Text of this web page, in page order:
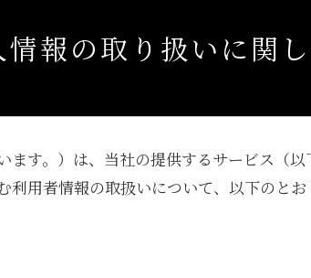
情報の取り扱いに関
ます。）は、当社の提供するサービス（
利用者情報の取扱いについて、以下のと